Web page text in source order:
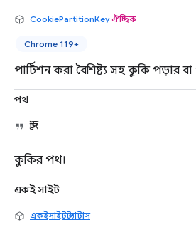
CookiePartitionKey ঐচ্ছিক
Chrome 119+
পার্টিশন করা বৈশিষ্ট্য সহ কুকি পড়ার
পথ
স্ট্রিং
কুকির পথ।
একই সাইট
একইসাইট স্ট্যাটাস